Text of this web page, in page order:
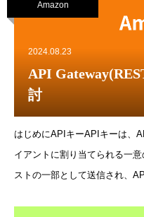
要があるサーバーサイドは
に環境変数を渡すため、ビル
読み込むことにした
るエラーでハマったが、node-
をsqliteはやめて、postgresql
to-deploy-remix-apps-with-ssr-
Amazon
2024.08.23
API
討
はじめにAPIキーAPIキーは、
イアントに割り当てられる一
ストの一部として送信され、